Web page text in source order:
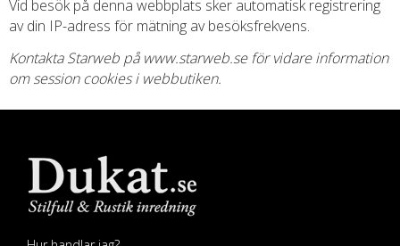
Vid besök på denna webbplats sker automatisk registrering
av din IP-adress för mätning av besöksfrekvens.
Kontakta Starweb på www.starweb.seför vidare information
om session cookies i webbutiken.